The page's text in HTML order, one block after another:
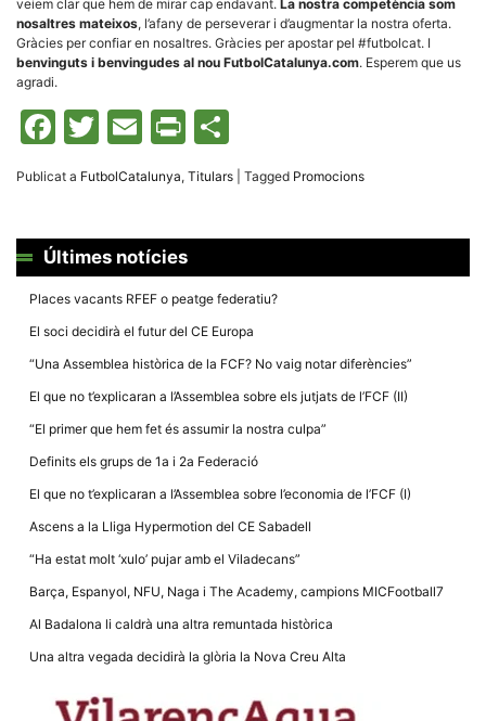
veiem clar que hem de mirar cap endavant. La nostra competència som
nosaltres mateixos, l’afany de perseverar i d’augmentar la nostra oferta.
Gràcies per confiar en nosaltres. Gràcies per apostar pel #futbolcat. I
benvinguts i benvingudes al nou FutbolCatalunya.com. Esperem que us
agradi.
Facebook
Twitter
Email
Print
Publicat a FutbolCatalunya, Titulars Tagged Promocions
Últimes notícies
Places vacants RFEF o peatge federatiu?
El soci decidirà el futur del CE Europa
“Una Assemblea històrica de la FCF? No vaig notar diferències”
El que no t’explicaran a l’Assemblea sobre els jutjats de l’FCF (II)
“El primer que hem fet és assumir la nostra culpa”
Definits els grups de 1a i 2a Federació
El que no t’explicaran a l’Assemblea sobre l’economia de l’FCF (I)
Ascens a la Lliga Hypermotion del CE Sabadell
“Ha estat molt ‘xulo’ pujar amb el Viladecans”
Barça, Espanyol, NFU, Naga i The Academy, campions MICFootball7
Al Badalona li caldrà una altra remuntada històrica
Una altra vegada decidirà la glòria la Nova Creu Alta
permeten que el
lloc funcioni tan
bé com sigui
possible. Si
rebutja
Màrqueting
web
la possibilitat
només
personalitzat.